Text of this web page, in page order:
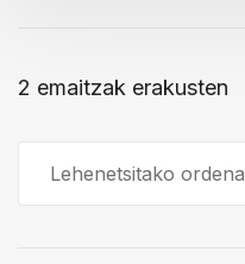
2 emaitzak erakusten
Lehenetsitako ordena